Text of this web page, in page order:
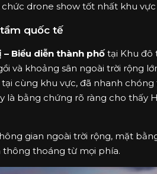
drone show tốt nhất khu
quốc tế
Biểu diễn thành phố tại Khu đô
và khoảng sân ngoài trời rộng
cùng khu vực, đã nhanh
là bằng chứng rõ ràng cho thấy
gian ngoài trời rộng, mặt
thông thoáng từ mọi phía.